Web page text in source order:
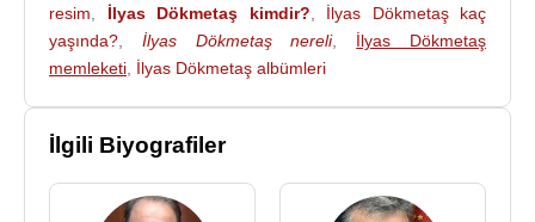
klimik derneği, hastane infeksiyonları derneği,
american society for microbiology derneği üyesidir.
KuruluÜyesidir.
2019 Aralık ayında 'de nüksedenkoronavirüs
resim
İlyas Dökmetaş kimdir?
İlyas Dökmetaş kaç
yaşında?
İlyas Dökmetaş nereli, İlyas Dökmetaş
memleketi İlyas Dökmetaş albümleri
İlgili Biyografiler